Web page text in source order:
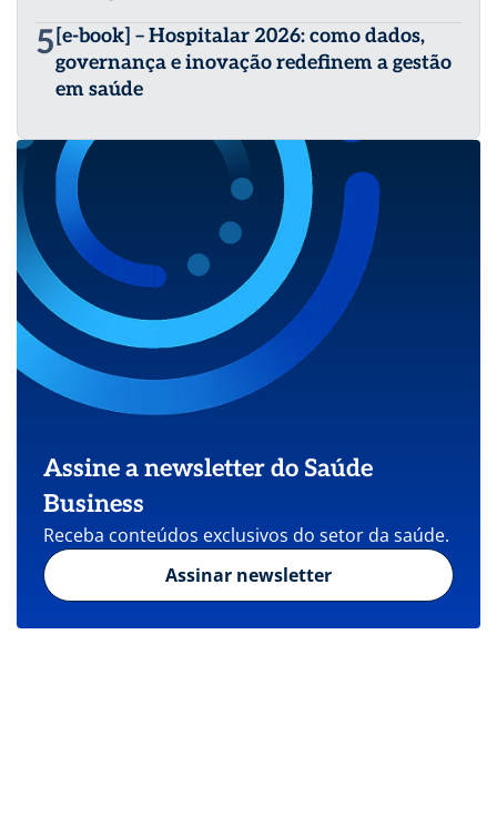
5 [e-book] – Hospitalar 2026: como dados,
governança e inovação redefinem a gestão
em saúde
Assine a newsletter do Saúde
Business
Receba conteúdos exclusivos do setor da saúde.
Assinar newsletter